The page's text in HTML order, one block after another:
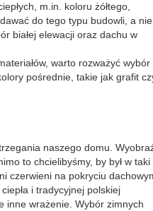
m.in. koloru żółtego,
do tego typu budowli, a
białej elewacji oraz dachu w
warto rozważyć wybór
pośrednie, takie jak grafit
naszego domu.
to chcielibyśmy, by był w taki
czerwieni na pokryciu
i tradycyjnej polskiej
inne wrażenie. Wybór zimnych